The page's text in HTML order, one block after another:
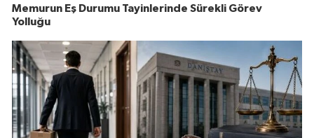
Memurun Eş Durumu Tayinlerinde Sürekli Görev
Yolluğu